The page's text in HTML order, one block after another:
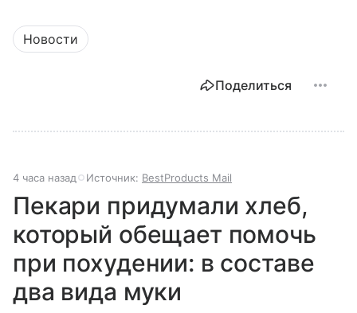
Новости
Поделиться
4 часа назад Источник: BestProducts Mail
Пекари придумали хлеб,
который обещает помочь
при похудении: в составе
два вида муки